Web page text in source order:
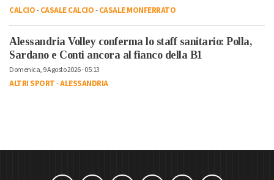
CALCIO-CASALE CALCIO-CASALE MONFERRATO
Alessandria Volley conferma lo staff sanitario: Polla,
Sardano e Conti ancora al fianco della B1
Domenica, 9 Agosto 2026 - 05:13
ALTRI SPORT-ALESSANDRIA